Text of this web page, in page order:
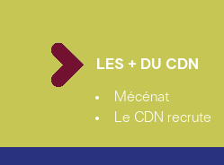
LES + DU CDN
Mécénat
Le CDN recrute